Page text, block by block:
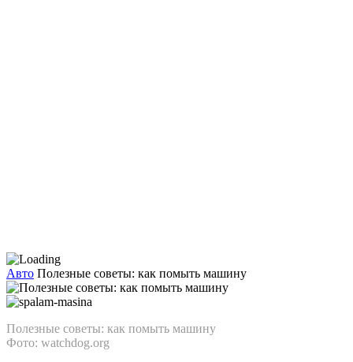
Авто Полезные советы: как помыть машину
Полезные советы: как помыть машину
Фото: watchdog.org